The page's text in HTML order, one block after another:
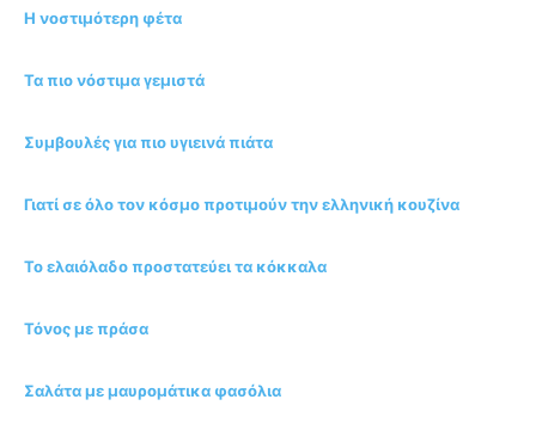
Η νοστιμότερη φέτα
Τα πιο νόστιμα γεμιστά
Συμβουλές για πιο υγιεινά πιάτα
Γιατί σε όλο τον κόσμο προτιμούν την ελληνική κουζίνα
Το ελαιόλαδο προστατεύει τα κόκκαλα
Τόνος με πράσα
Σαλάτα με μαυρομάτικα φασόλια